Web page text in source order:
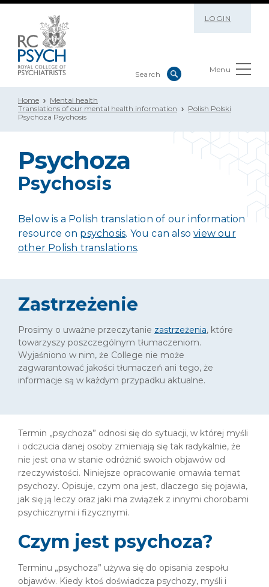
LOGIN
Menu
Home
Mental health
Translations of our mental health information
Polish Polski
Psychoza Psychosis
Psychoza
Psychosis
Below is a Polish translation of our information
resource on psychosis. You can alsoview our
other Polish translations.
Zastrzeżenie
Prosimy o uważne przeczytanie zastrzeżenia, które
towarzyszy poszczególnym tłumaczeniom.
Wyjaśniono w nim, że College nie może
zagwarantować jakości tłumaczeń ani tego, że
informacje są w każdym przypadku aktualne.
Termin „psychoza” odnosi się do sytuacji, w której myśli
i odczucia danej osoby zmieniają się tak radykalnie, że
nie jest ona w stanie odróżnić swoich objawów od
rzeczywistości. Niniejsze opracowanie omawia temat
psychozy. Opisuje, czym ona jest, dlaczego się pojawia,
jak się ją leczy oraz jaki ma związek z innymi chorobami
psychicznymi i fizycznymi.
Czym jest psychoza?
Terminu „psychoza” używa się do opisania zespołu
objawów. Kiedy ktoś doświadcza psychozy, myśli i